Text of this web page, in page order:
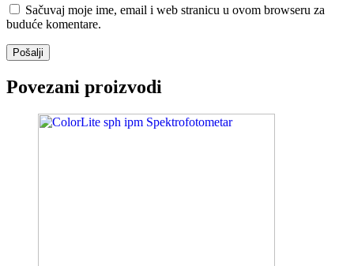
Sačuvaj moje ime, email i web stranicu u ovom browseru za
buduće komentare.
Povezani proizvodi